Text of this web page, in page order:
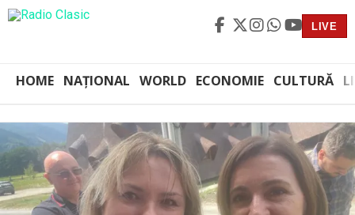
LIVE
HOME NAȚIONAL WORLD ECONOMIE CULTURĂ